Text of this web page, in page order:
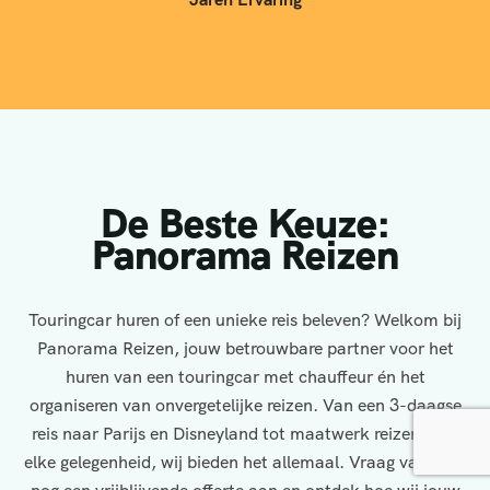
De Beste Keuze:
Panorama Reizen
Touringcar huren of een unieke reis beleven? Welkom bij
Panorama Reizen, jouw betrouwbare partner voor het
huren van een touringcar met chauffeur én het
organiseren van onvergetelijke reizen. Van een 3-daagse
reis naar Parijs en Disneyland tot maatwerk reizen voor
elke gelegenheid, wij bieden het allemaal. Vraag vandaag